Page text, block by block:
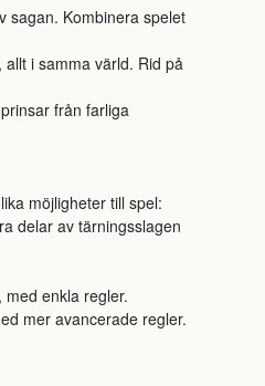
sagan. Kombinera spelet
i samma värld. Rid på
från farliga
möjligheter till spel:
av tärningsslagen
enkla regler.
mer avancerade regler.